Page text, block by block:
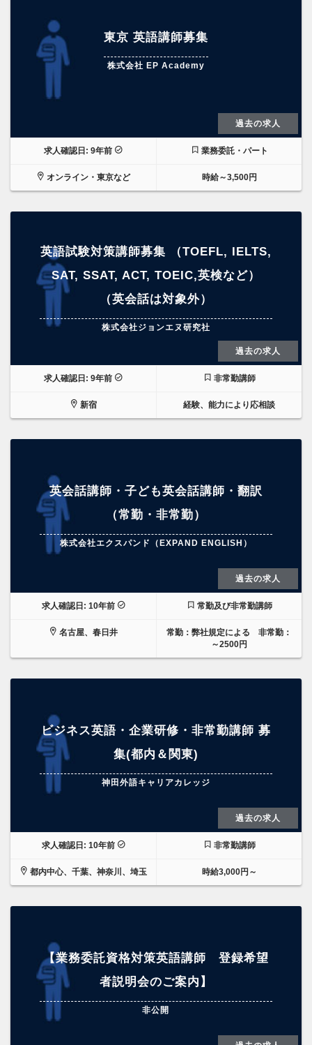
東京 英語講師募集
株式会社 EP Academy
過去の求人
求人確認日: 9年前 業務委託・パート
オンライン・東京など 時給～3,500円
英語試験対策講師募集 （TOEFL, IELTS,
SAT, SSAT, ACT, TOEIC,英検など）
（英会話は対象外）
株式会社ジョンエヌ研究社
過去の求人
求人確認日: 9年前 非常勤講師
新宿 経験、能力により応相談
英会話講師・子ども英会話講師・翻訳
（常勤・非常勤）
株式会社エクスパンド（EXPAND ENGLISH）
過去の求人
求人確認日: 10年前 常勤及び非常勤講師
名古屋、春日井
常勤：弊社規定による 非常勤：
～2500円
ビジネス英語・企業研修・非常勤講師 募
集(都内＆関東)
神田外語キャリアカレッジ
過去の求人
求人確認日: 10年前 非常勤講師
都内中心、千葉、神奈川、埼玉 時給3,000円～
【業務委託資格対策英語講師 登録希望
者説明会のご案内】
非公開